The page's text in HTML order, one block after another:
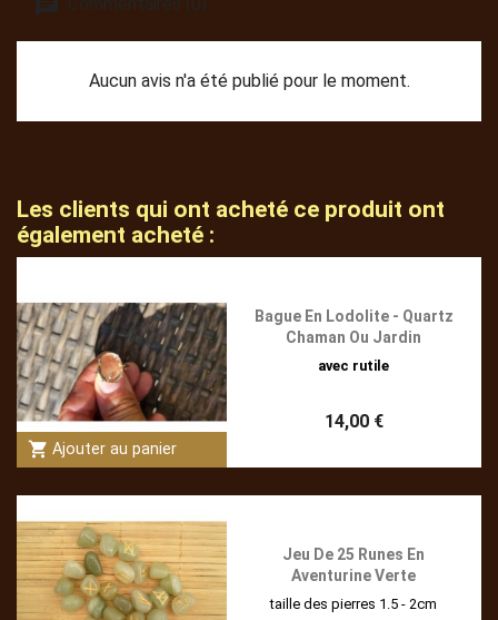
Commentaires (0)
Aucun avis n'a été publié pour le moment.
Les clients qui ont acheté ce produit ont
également acheté :
shopping_cart Ajouter au panier
Bague En Lodolite - Quartz
Chaman Ou Jardin
avec rutile
14,00 €
Jeu De 25 Runes En
Aventurine Verte
taille des pierres 1.5 - 2cm